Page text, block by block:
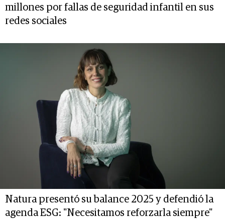
millones por fallas de seguridad infantil en sus
redes sociales
Natura presentó su balance 2025 y defendió la
agenda ESG: "Necesitamos reforzarla siempre"